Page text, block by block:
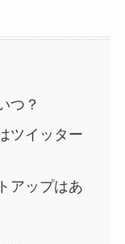
つ？
ツイッター
アップはあ